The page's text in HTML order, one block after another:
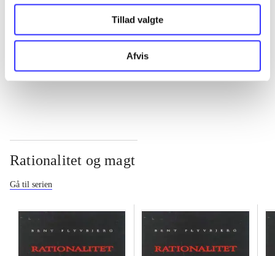
Tillad valgte
Afvis
Rationalitet og magt
Gå til serien